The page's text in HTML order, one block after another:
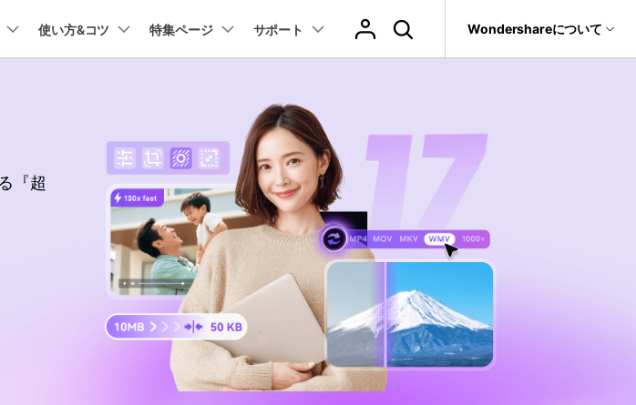
Cloud
データ復元・バックアップ
Recoverit
データ復元ソフト
Repairit
動画・写真・ファイル修復ソフト
Dr.Fone
スマートフォン管理ソフト
MobileTrans
スマホ間のデータ転送ソフト
FamiSafe
子供の安全を守るアプリ
パートナープログラム
Wondershareについて
Filmora
UniConverter
データ復元・転送
Dr.Fone
Recoverit
企業情報
お問い合わせ
プラン＆価格 サポート Wondershareについて
Windows版
Mac版
AI 画像補正 >
> シーン検出 >
透かし編集 >
ボイスチェンジャー
音声/動画
動画・音声変換 > プレーヤー >
動画・音声圧縮 > 動画・音声結合 >
動画・音声編集 > 音声をテキストに >
その他の機能 > 録画・録音 >
DVD・CD作成 >
ライン動画変換ツール
画・音声・画像の無料変換
Hot
使い方&コツ
動画関連のコツ
動画・音楽変換
動画ダウンロード
動画圧縮
もっと見る >>
特集ページ
教育現場で活用
YouTube関連
活用シーン
サポート
バージョン履歴
『超